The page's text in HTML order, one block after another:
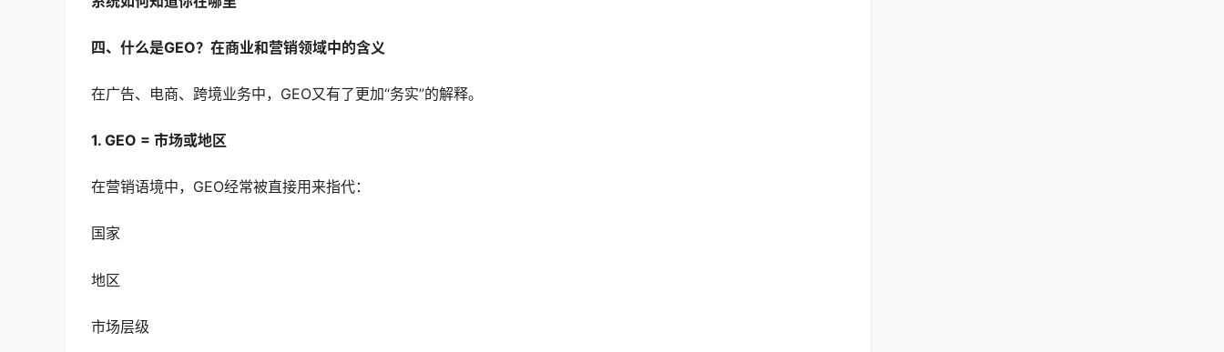
四、什么是GEO？在商业和营销领域中的含义
在广告、电商、跨境业务中，GEO又有了更加“务实”的解释。
1. GEO = 市场或地区
在营销语境中，GEO经常被直接用来指代：
国家
地区
市场层级